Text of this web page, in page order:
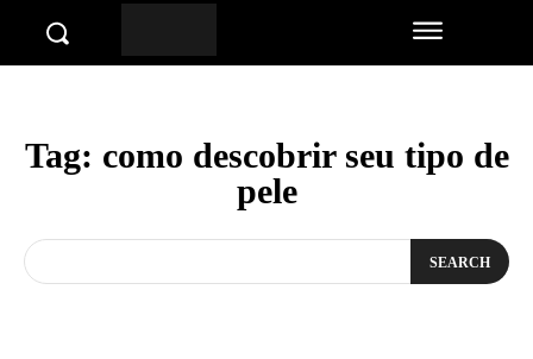
Tag: como descobrir seu tipo de
pele
SEARCH